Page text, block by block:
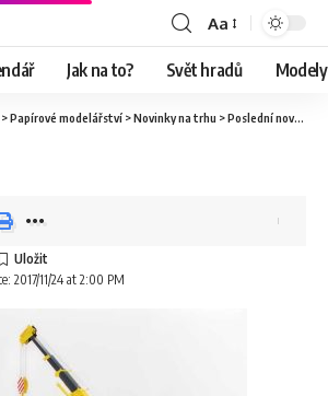
Aa
Jak na to? Svět hradů
>Papírové modelářství >Novinky na trhu >Poslední novinky pod stromeček
2017/11/24 at 2:00 PM